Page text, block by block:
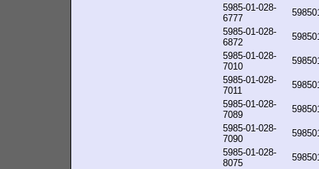
5985-01-028-
6777
5985-01-028-
6872
5985-01-028-
7010
5985-01-028-
7011
5985-01-028-
7089
5985-01-028-
7090
5985-01-028-
8075